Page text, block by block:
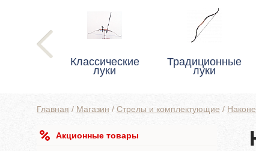
Классические
луки
Традиционные
луки
Главная / Магазин / Стрелы и комплектующие /
DIAMETER
Акционные товары